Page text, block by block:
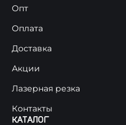
Опт
Оплата
Доставка
Акции
Лазерная резка
Контакты
КАТАЛОГ